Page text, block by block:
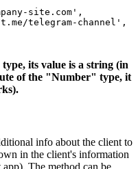
site.com',
telegram-channel',
its value is a string (in
of the "Number" type, it
info about the client to
in the client's information
The method can be